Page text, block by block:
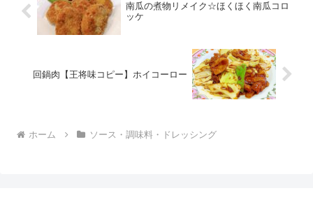
南瓜の煮物リメイク☆ほくほく南瓜コロ
ッケ
回鍋肉【王将味コピー】ホイコーロー
ホーム ソース・調味料・ドレッシング